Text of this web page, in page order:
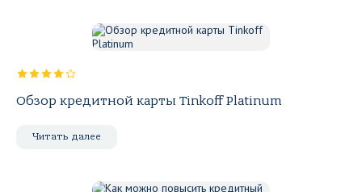
Обзор кредитной карты Tinkoff Platinum
Читать далее